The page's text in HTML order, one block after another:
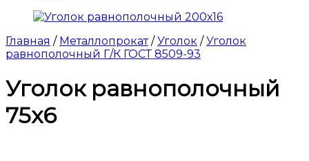
Главная / Металлопрокат / Уголок / Уголок
равнополочный Г/К ГОСТ 8509-93
Уголок равнополочный
75х6